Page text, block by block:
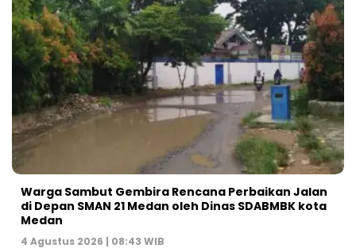
Warga Sambut Gembira Rencana Perbaikan Jalan
di Depan SMAN 21 Medan oleh Dinas SDABMBK kota
Medan
4 Agustus 2026 | 08:43 WIB